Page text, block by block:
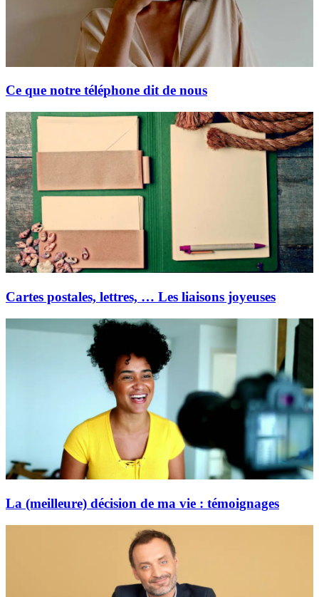
Ce que notre téléphone dit de nous
Cartes postales, lettres, … Les liaisons joyeuses
La (meilleure) décision de ma vie : témoignages